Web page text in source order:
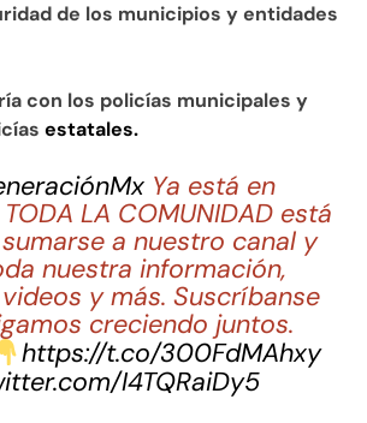
de los municipios y entidades
con los policías municipales y
estatales.
Ya está en
LA COMUNIDAD está
a nuestro canal y
nuestra información,
y más. Suscríbanse
creciendo juntos.
https://t.co/300FdMAhxy
I4TQRaiDy5